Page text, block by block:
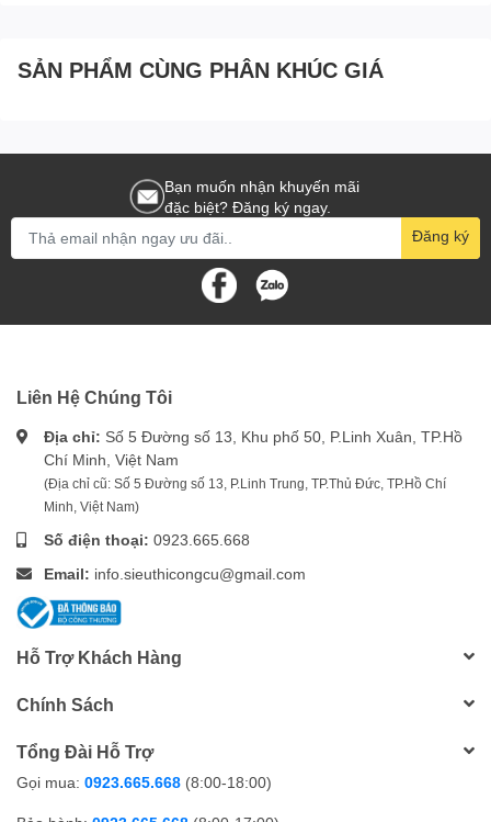
SẢN PHẨM CÙNG PHÂN KHÚC GIÁ
Bạn muốn nhận khuyến mãi
đặc biệt? Đăng ký ngay.
Đăng ký
Liên Hệ Chúng Tôi
Địa chỉ: Số 5 Đường số 13, Khu phố 50, P.Linh Xuân, TP.Hồ
Chí Minh, Việt Nam
(Địa chỉ cũ: Số 5 Đường số 13, P.Linh Trung, TP.Thủ Đức, TP.Hồ Chí
Minh, Việt Nam)
Số điện thoại: 0923.665.668
Email: info.sieuthicongcu@gmail.com
Hỗ Trợ Khách Hàng
Chính Sách
Tổng Đài Hỗ Trợ
Gọi mua: 0923.665.668 (8:00-18:00)